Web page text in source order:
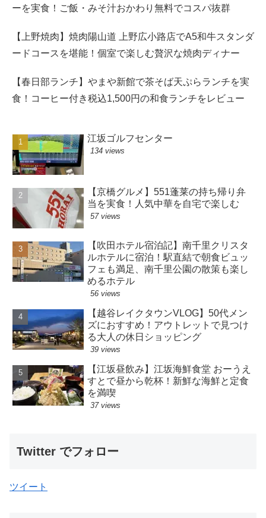
ーを実食！ご飯・みそ汁おかわり無料でコスパ抜群
【上野焼肉】焼肉陽山道 上野広小路店でA5和牛スタンダ
ードコースを堪能！個室で楽しむ贅沢な焼肉ディナー
【春日部ランチ】やまや新館で茶そば天ぷらランチを実
食！コーヒー付き税込1,500円の和食ランチをレビュー
江坂ゴルフセンター
134 views
【京橋グルメ】551蓬莱の持ち帰り弁
当を実食！人気中華を自宅で楽しむ
57 views
【吹田ホテル宿泊記】南千里クリスタ
ルホテルに宿泊！駅直結で朝食ビュッ
フェも満足、南千里公園の散策も楽し
めるホテル
56 views
【越谷レイクタウンVLOG】50代メン
ズにおすすめ！アウトレットで見つけ
る大人の休日ショッピング
39 views
【江坂昼飲み】江坂海鮮食堂 おーうえ
すとで昼から乾杯！新鮮な海鮮と定食
を満喫
37 views
Twitter でフォロー
ツイート